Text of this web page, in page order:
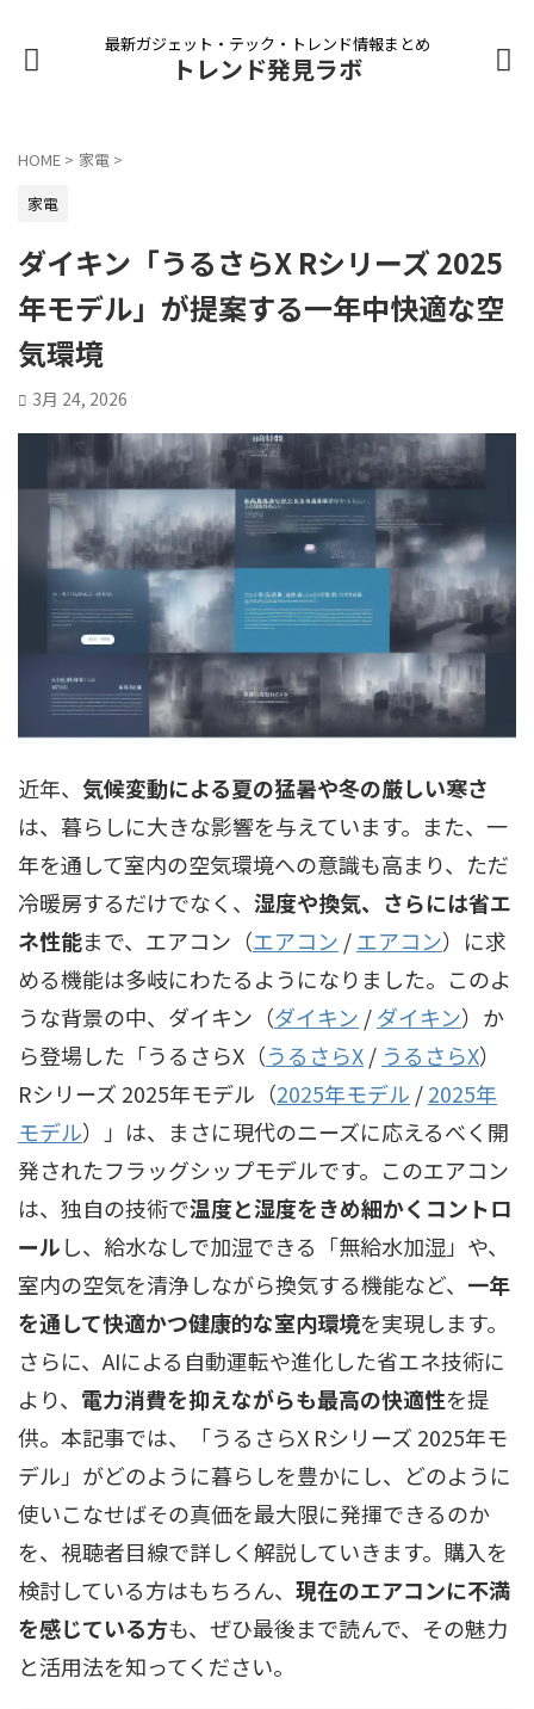
最新ガジェット・テック・トレンド情報まとめ
トレンド発見ラボ
HOME > 家電 >
家電
ダイキン「うるさらX Rシリーズ 2025
年モデル」が提案する一年中快適な空
気環境
3月 24, 2026
近年、 気候変動による夏の猛暑や冬の厳しい寒さ
は、暮らしに大きな影響を与えています。また、一
年を通して室内の空気環境への意識も高まり、ただ
冷暖房するだけでなく、 湿度や換気、さらには省エ
ネ性能まで、 エアコン（エアコン /エアコン） に求
める機能は多岐にわたるようになりました。このよ
うな背景の中、 ダイキン（ダイキン /ダイキン） か
ら登場した「うるさらX（うるさらX/ うるさらX）
Rシリーズ 2025年モデル（2025年モデル /2025年
モデル） 」は、まさに現代のニーズに応えるべく開
発されたフラッグシップモデルです。このエアコン
は、独自の技術で温度と湿度をきめ細かくコントロ
ールし、給水なしで加湿できる「無給水加湿」や、
室内の空気を清浄しながら換気する機能など、 一年
を通して快適かつ健康的な室内環境を実現します。
さらに、AIによる自動運転や進化した省エネ技術に
より、 電力消費を抑えながらも最高の快適性を提
供。本記事では、「うるさらX Rシリーズ 2025年モ
デル」がどのように暮らしを豊かにし、どのように
使いこなせばその真価を最大限に発揮できるのか
を、視聴者目線で詳しく解説していきます。購入を
検討している方はもちろん、 現在のエアコンに不満
を感じている方も、ぜひ最後まで読んで、その魅力
と活用法を知ってください。